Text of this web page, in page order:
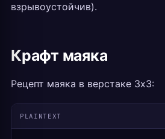
взрывоустойчив).
Крафт маяка
Рецепт маяка в верстаке 3x3:
PLAINTEXT